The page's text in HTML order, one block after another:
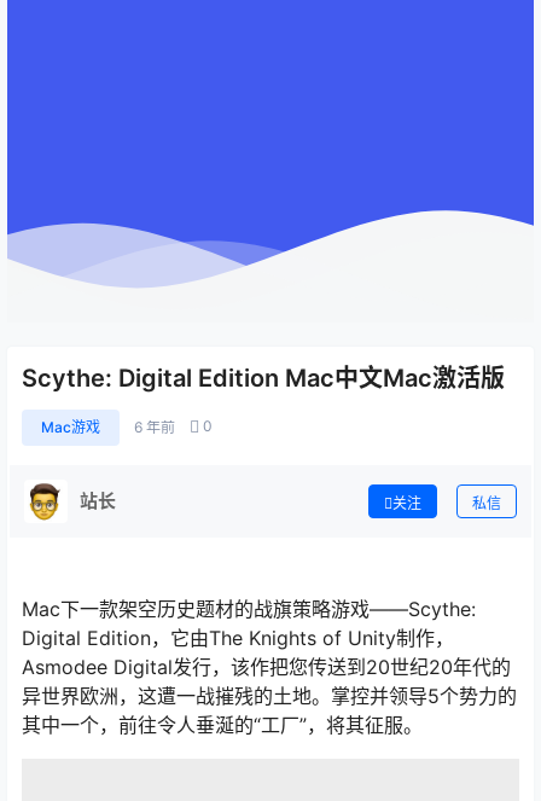
Scythe: Digital Edition Mac中文Mac激活版
Mac游戏 6 年前 0
站长 关注 私信
Mac下一款架空历史题材的战旗策略游戏——Scythe:
Digital Edition，它由The Knights of Unity制作，
Asmodee Digital发行，该作把您传送到20世纪20年代的
异世界欧洲，这遭一战摧残的土地。掌控并领导5个势力的
其中一个，前往令人垂涎的“工厂”，将其征服。